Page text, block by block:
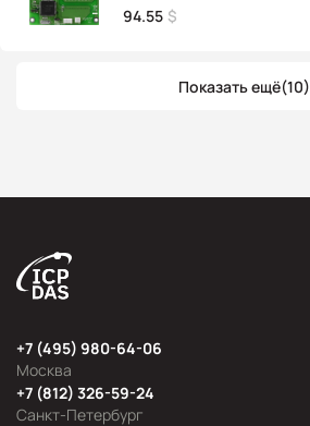
94.55 $
Показать ещё(10)
Москва
+7 (495) 980-64-06
Санкт-Петербург
+7 (812) 326-59-24